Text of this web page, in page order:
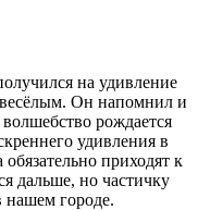
на удивление
Он напомнил и
рождается
удивления в
обязательно приходят к
дальше, но частичку
нашем городе.